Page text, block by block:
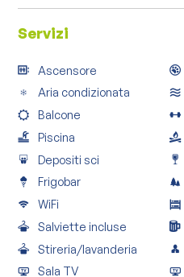
Servizi
Ascensore
Aria condizionata
Balcone
Piscina
Depositi sci
Frigobar
WiFi
Salviette incluse
Stireria/lavanderia
Sala TV